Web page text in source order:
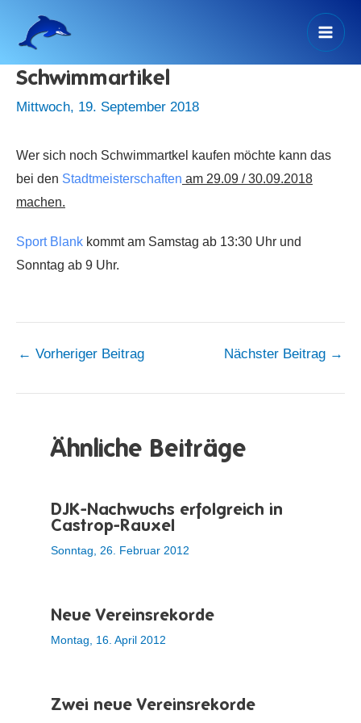
Inhalt
springen
Schwimmartikel
Mittwoch, 19. September 2018
Wer sich noch Schwimmartkel kaufen möchte kann das
bei den Stadtmeisterschaften am 29.09 / 30.09.2018
machen.
Sport Blank kommt am Samstag ab 13:30 Uhr und
Sonntag ab 9 Uhr.
← Vorheriger Beitrag Nächster Beitrag →
Ähnliche Beiträge
DJK-Nachwuchs erfolgreich in
Castrop-Rauxel
Sonntag, 26. Februar 2012
Neue Vereinsrekorde
Montag, 16. April 2012
Zwei neue Vereinsrekorde